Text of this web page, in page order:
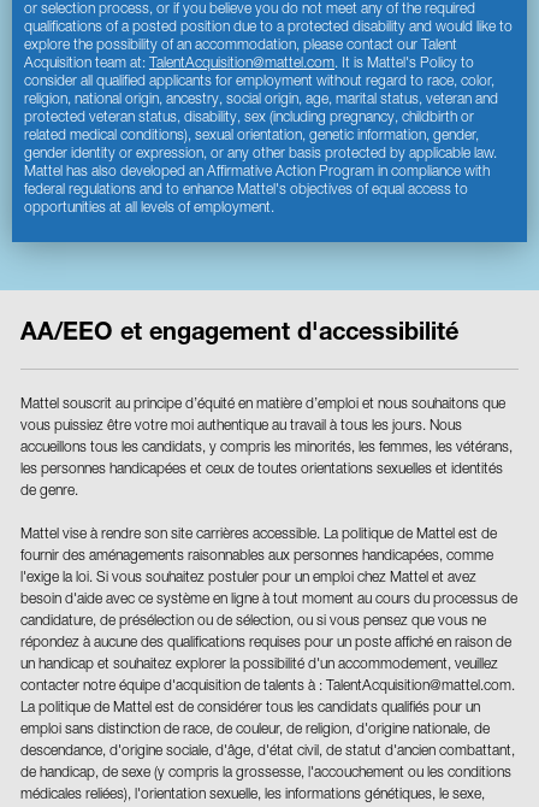
or selection process, or if you believe you do not meet any of the required
qualifications of a posted position due to a protected disability and would like to
explore the possibility of an accommodation, please contact our Talent
Acquisition team at:
TalentAcquisition@mattel.com. It is Mattel's Policy to
consider all qualified applicants for employment without regard to race, color,
religion, national origin, ancestry, social origin, age, marital status, veteran and
protected veteran status, disability, sex (including pregnancy, childbirth or
related medical conditions), sexual orientation, genetic information, gender,
gender identity or expression, or any other basis protected by applicable law.
Mattel has also developed an Affirmative Action Program in compliance with
federal regulations and to enhance Mattel's objectives of equal access to
opportunities at all levels of employment.
AA/EEO et engagement d'accessibilité
Mattel souscrit au principe d’équité en matière d’emploi et nous souhaitons que
vous puissiez être votre moi authentique au travail à tous les jours. Nous
accueillons tous les candidats, y compris les minorités, les femmes, les vétérans,
les personnes handicapées et ceux de toutes orientations sexuelles et identités
de genre.
Mattel vise à rendre son site carrières accessible. La politique de Mattel est de
fournir des aménagements raisonnables aux personnes handicapées, comme
l'exige la loi. Si vous souhaitez postuler pour un emploi chez Mattel et avez
besoin d'aide avec ce système en ligne à tout moment au cours du processus de
candidature, de présélection ou de sélection, ou si vous pensez que vous ne
répondez à aucune des qualifications requises pour un poste affiché en raison de
un handicap et souhaitez explorer la possibilité d'un accommodement, veuillez
contacter notre équipe d'acquisition de talents à : TalentAcquisition@mattel.com.
La politique de Mattel est de considérer tous les candidats qualifiés pour un
emploi sans distinction de race, de couleur, de religion, d'origine nationale, de
descendance, d'origine sociale, d'âge, d'état civil, de statut d'ancien combattant,
de handicap, de sexe (y compris la grossesse, l'accouchement ou les conditions
médicales reliées), l'orientation sexuelle, les informations génétiques, le sexe,